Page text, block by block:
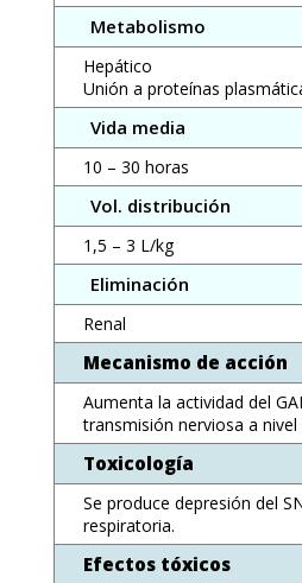
Metabolismo
Hepático
Unión a proteínas
Vida media
10 – 30 horas
Vol. distribución
1,5 – 3 L/kg
Eliminación
Renal
Mecanismo de acción
Aumenta la actividad del
transmisión nerviosa a nivel
Toxicología
Se produce depresión del
respiratoria.
Efectos tóxicos